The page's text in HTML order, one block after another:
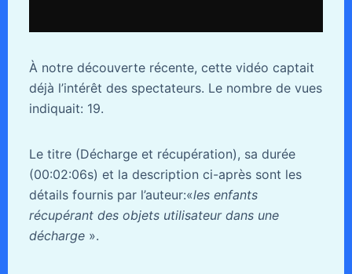
À notre découverte récente, cette vidéo captait
déjà l’intérêt des spectateurs. Le nombre de vues
indiquait: 19.
Le titre (Décharge et récupération), sa durée
(00:02:06s) et la description ci-après sont les
détails fournis par l’auteur:«les enfants
récupérant des objets utilisateur dans une
décharge ».